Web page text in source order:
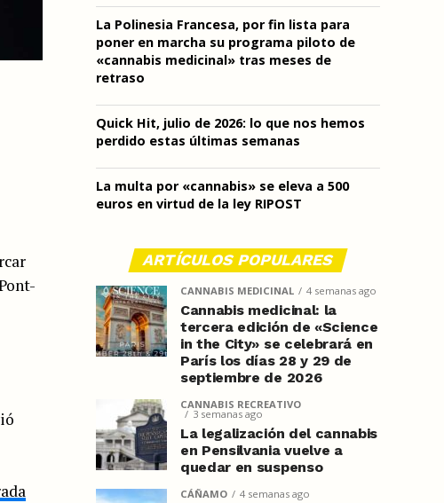
La Polinesia Francesa, por fin lista para
poner en marcha su programa piloto de
«cannabis medicinal» tras meses de
retraso
Quick Hit, julio de 2026: lo que nos hemos
perdido estas últimas semanas
La multa por «cannabis» se eleva a 500
euros en virtud de la ley RIPOST
ARTÍCULOS POPULARES
CANNABIS MEDICINAL 4 semanas ago
Cannabis medicinal: la
tercera edición de «Science
in the City» se celebrará en
París los días 28 y 29 de
septiembre de 2026
CANNABIS RECREATIVO
3 semanas ago
La legalización del cannabis
en Pensilvania vuelve a
quedar en suspenso
CÁÑAMO 4 semanas ago